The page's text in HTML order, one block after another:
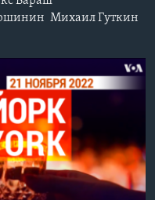
Михаил Гуткин
available